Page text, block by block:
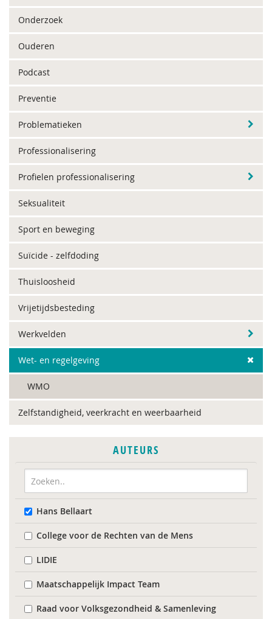
Onderzoek
Ouderen
Podcast
Preventie
Problematieken
Professionalisering
Profielen professionalisering
Seksualiteit
Sport en beweging
Suïcide - zelfdoding
Thuisloosheid
Vrijetijdsbesteding
Werkvelden
Wet- en regelgeving
WMO
Zelfstandigheid, veerkracht en weerbaarheid
AUTEURS
Hans Bellaart
College voor de Rechten van de Mens
LIDIE
Maatschappelijk Impact Team
Raad voor Volksgezondheid & Samenleving